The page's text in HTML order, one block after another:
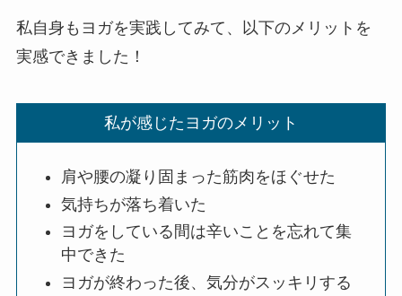
私自身もヨガを実践してみて、以下のメリットを
実感できました！
私が感じたヨガのメリット
肩や腰の凝り固まった筋肉をほぐせた
気持ちが落ち着いた
ヨガをしている間は辛いことを忘れて集
中できた
ヨガが終わった後、気分がスッキリする